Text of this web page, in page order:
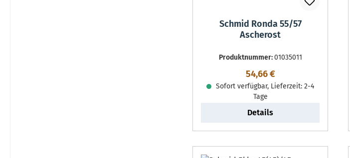
Schmid Ronda 55/57
Ascherost
Produktnummer:01035011
Regulärer Preis:
54,66 €
Sofort verfügbar, Lieferzeit: 2-4
Tage
Details